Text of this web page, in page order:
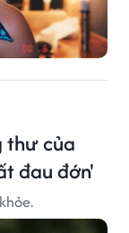
thư của
đau đớn'